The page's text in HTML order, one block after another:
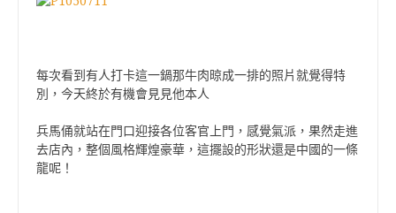
每次看到有人打卡這一鍋那牛肉晾成一排的照片就覺得特
別，今天終於有機會見見他本人
兵馬俑就站在門口迎接各位客官上門，感覺氣派，果然走進
去店內，整個風格輝煌豪華，這擺設的形狀還是中國的一條
龍呢！